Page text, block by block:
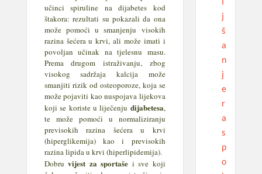
učinci spiruline na dijabetes kod
štakora: rezultati su pokazali da ona
može pomoći u smanjenju visokih
razina šećera u krvi, ali može imati i
povoljan učinak na tjelesnu masu.
Prema drugom istraživanju, zbog
visokog sadržaja kalcija može
smanjiti rizik od osteoporoze, koja se
može pojaviti kao nuspojava lijekova
koji se koriste u liječenju dijabetesa,
te može pomoći u normaliziranju
previsokih razina šećera u krvi
(hiperglikemija) kao i previsokih
razina lipida u krvi (hiperlipidemija).
Dobru vijest za sportaše i sve koji
j
š
a
n
j
e
r
a
s
p
o